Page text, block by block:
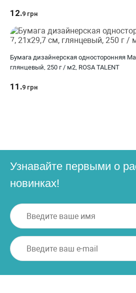
12.9 грн
Бумага дизайнерская односторонняя
глянцевый, 250 г / м2, ROSA TALENT
11.9 грн
Узнавайте первыми о
новинках!